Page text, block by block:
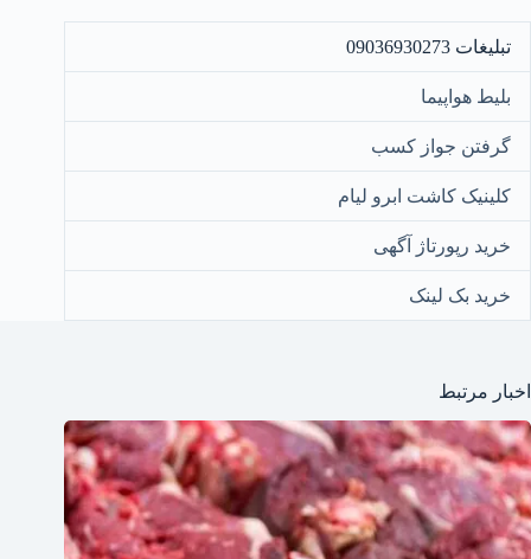
تبلیغات 09036930273
بلیط هواپیما
گرفتن جواز کسب
کلینیک کاشت ابرو لیام
خرید رپورتاژ آگهی
خرید بک لینک
اخبار مرتبط